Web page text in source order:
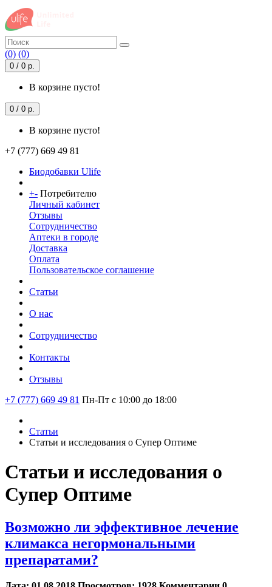
(0) (0)
0 / 0 р.
В корзине пусто!
0 / 0 р.
В корзине пусто!
+7 (777) 669 49 81
Биодобавки Ulife
+- Потребителю
Личный кабинет
Отзывы
Сотрудничество
Аптеки в городе
Доставка
Оплата
Пользовательское соглашение
Статьи
О нас
Сотрудничество
Контакты
Отзывы
+7 (777) 669 49 81 Пн-Пт с 10:00 до 18:00
Статьи
Статьи и исследования о Супер Оптиме
Статьи и исследования о
Супер Оптиме
Возможно ли эффективное лечение
климакса негормональными
препаратами?